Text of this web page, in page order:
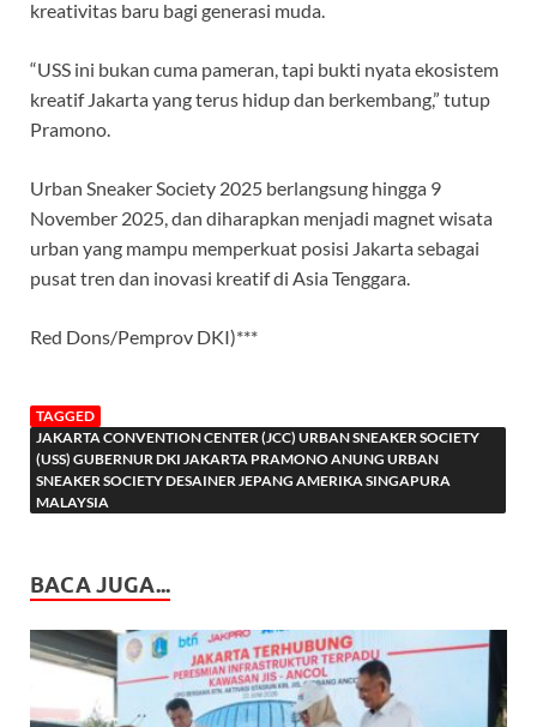
kreativitas baru bagi generasi muda.
“USS ini bukan cuma pameran, tapi bukti nyata ekosistem
kreatif Jakarta yang terus hidup dan berkembang,” tutup
Pramono.
Urban Sneaker Society 2025 berlangsung hingga 9
November 2025, dan diharapkan menjadi magnet wisata
urban yang mampu memperkuat posisi Jakarta sebagai
pusat tren dan inovasi kreatif di Asia Tenggara.
Red Dons/Pemprov DKI)***
TAGGED
JAKARTA CONVENTION CENTER (JCC) URBAN SNEAKER SOCIETY
(USS) GUBERNUR DKI JAKARTA PRAMONO ANUNG URBAN
SNEAKER SOCIETY DESAINER JEPANG AMERIKA SINGAPURA
MALAYSIA
BACA JUGA...